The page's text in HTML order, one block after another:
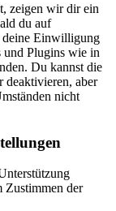
zeigen wir dir ein
du auf
deine Einwilligung
Plugins wie in
Du kannst die
deaktivieren, aber
nicht
Zustimmen der